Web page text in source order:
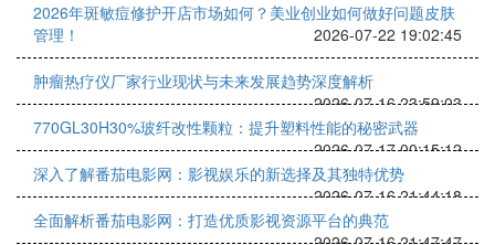
2026年斑敏痘修护开店市场如何？美业创业如何做好问题皮肤
管理！
2026-07-22 19:02:45
肿瘤热疗仪厂家行业现状与未来发展趋势深度解析
2026-07-16 23:59:03
770GL30H30%玻纤改性颗粒：提升塑料性能的秘密武器
2026-07-17 00:15:12
深入了解番茄电影网：影视娱乐的新选择及其独特优势
2026-07-16 21:44:18
全面解析番茄电影网：打造优质影视资源平台的典范